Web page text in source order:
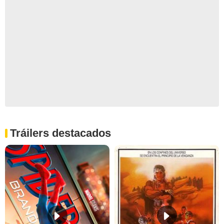
Tráilers destacados